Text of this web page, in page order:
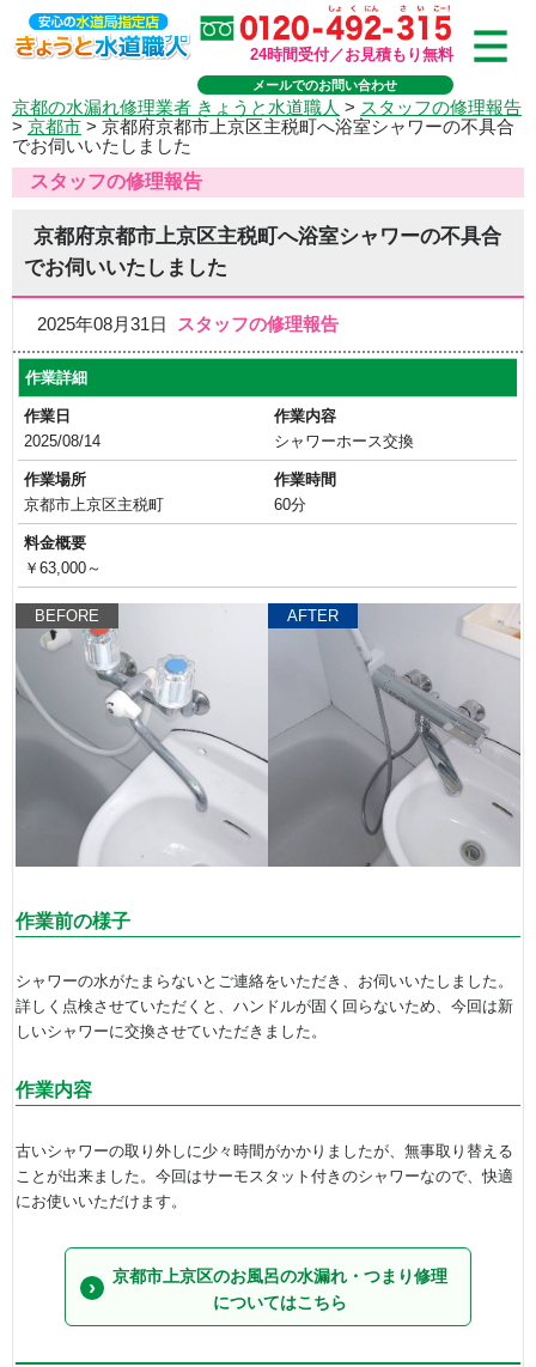
24時間受付／お見積もり無料
メールでのお問い合わせ
京都の水漏れ修理業者 きょうと水道職人 > スタッフの修理報告
> 京都市 > 京都府京都市上京区主税町へ浴室シャワーの不具合
でお伺いいたしました
スタッフの修理報告
京都府京都市上京区主税町へ浴室シャワーの不具合
でお伺いいたしました
2025年08月31日 スタッフの修理報告
作業詳細
作業日
2025/08/14
作業内容
シャワーホース交換
作業場所
京都市上京区主税町
作業時間
60分
料金概要
￥63,000～
BEFORE AFTER
作業前の様子
シャワーの水がたまらないとご連絡をいただき、お伺いいたしました。
詳しく点検させていただくと、ハンドルが固く回らないため、今回は新
しいシャワーに交換させていただきました。
作業内容
古いシャワーの取り外しに少々時間がかかりましたが、無事取り替える
ことが出来ました。今回はサーモスタット付きのシャワーなので、快適
にお使いいただけます。
京都市上京区のお風呂の水漏れ・つまり修理
についてはこちら